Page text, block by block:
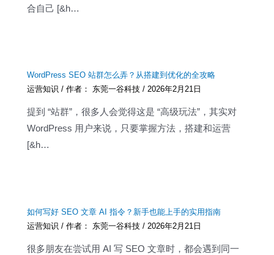
合自己 [&h…
WordPress SEO 站群怎么弄？从搭建到优化的全攻略
运营知识 / 作者： 东莞一谷科技/ 2026年2月21日
提到 “站群”，很多人会觉得这是 “高级玩法”，其实对
WordPress 用户来说，只要掌握方法，搭建和运营
[&h…
如何写好 SEO 文章 AI 指令？新手也能上手的实用指南
运营知识 / 作者： 东莞一谷科技/ 2026年2月21日
很多朋友在尝试用 AI 写 SEO 文章时，都会遇到同一